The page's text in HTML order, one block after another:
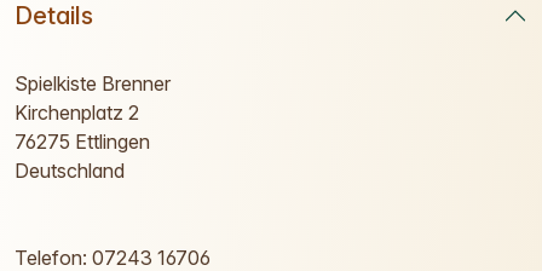
Details
Spielkiste Brenner
Kirchenplatz 2
76275 Ettlingen
Deutschland
Telefon: 07243 16706